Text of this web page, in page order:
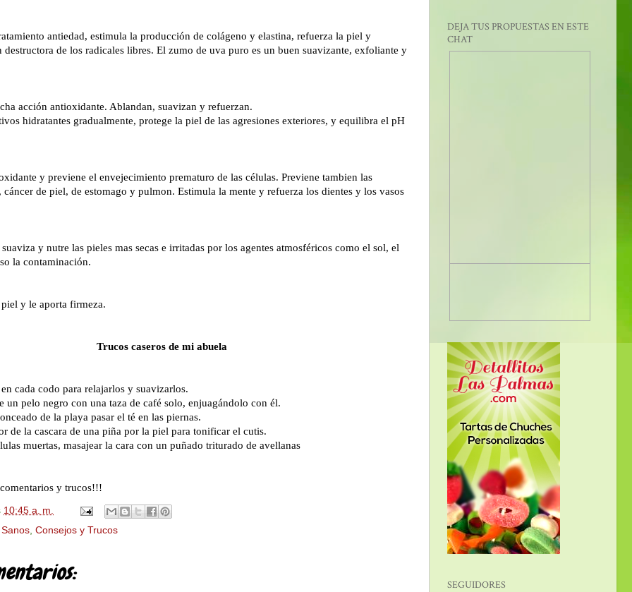
antiedad, estimula la producción de colágeno y elastina, refuerza la piel y
destructora de los radicales libres. El zumo de uva puro es un buen suavizante, exfoliante y
acción antioxidante. Ablandan, suavizan y refuerzan.
hidratantes gradualmente, protege la piel de las agresiones exteriores, y equilibra el pH
y previene el envejecimiento prematuro de las células. Previene tambien las
cáncer de piel, de estomago y pulmon. Estimula la mente y refuerza los dientes y los vasos
y nutre las pieles mas secas e irritadas por los agentes atmosféricos como el sol, el
la contaminación.
y le aporta firmeza.
Trucos caseros de mi abuela
cada codo para relajarlos y suavizarlos.
un pelo negro con una taza de café solo, enjuagándolo con él.
de la playa pasar el té en las piernas.
de la cascara de una piña por la piel para tonificar el cutis.
muertas, masajear la cara con un puñado triturado de avellanas
y trucos!!!
10:45 a. m.
Consejos y Trucos
DEJA TUS PROPUESTAS EN ESTE
CHAT
SEGUIDORES